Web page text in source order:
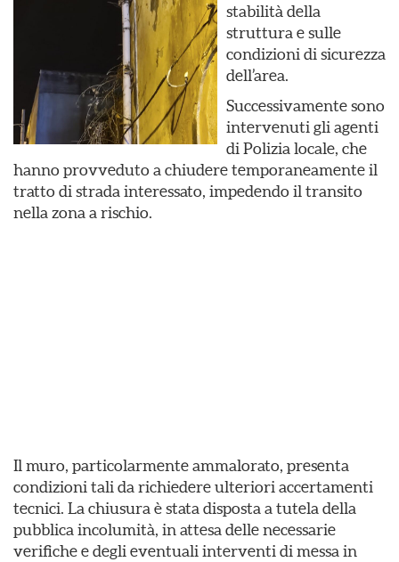
stabilità della
struttura e sulle
condizioni di sicurezza
dell’area.
Successivamente sono
intervenuti gli agenti
di Polizia locale, che
hanno provveduto a chiudere temporaneamente il
tratto di strada interessato, impedendo il transito
nella zona a rischio.
Il muro, particolarmente ammalorato, presenta
condizioni tali da richiedere ulteriori accertamenti
tecnici. La chiusura è stata disposta a tutela della
pubblica incolumità, in attesa delle necessarie
verifiche e degli eventuali interventi di messa in